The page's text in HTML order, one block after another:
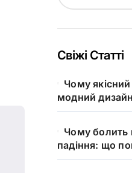
Свіжі Статті
Чому
модний
Чому болить
падіння: що